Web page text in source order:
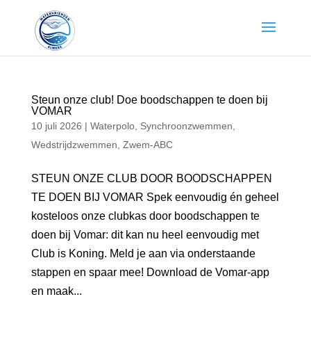
Steun onze club! Doe boodschappen te doen bij
VOMAR
10 juli 2026 | Waterpolo, Synchroonzwemmen
Wedstrijdzwemmen Zwem-ABC
STEUN ONZE CLUB DOOR BOODSCHAPPEN
TE DOEN BIJ VOMAR Spek eenvoudig én geheel
kosteloos onze clubkas door boodschappen te
doen bij Vomar: dit kan nu heel eenvoudig met
Club is Koning. Meld je aan via onderstaande
stappen en spaar mee! Download de Vomar-app
en maak...